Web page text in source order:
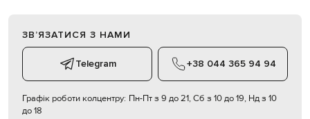
ЗВʼЯЗАТИСЯ З НАМИ
Telegram +38 044 365 94 94
Графік роботи колцентру: Пн-Пт з 9 до 21, Сб з 10 до 19, Нд з 10
до 18